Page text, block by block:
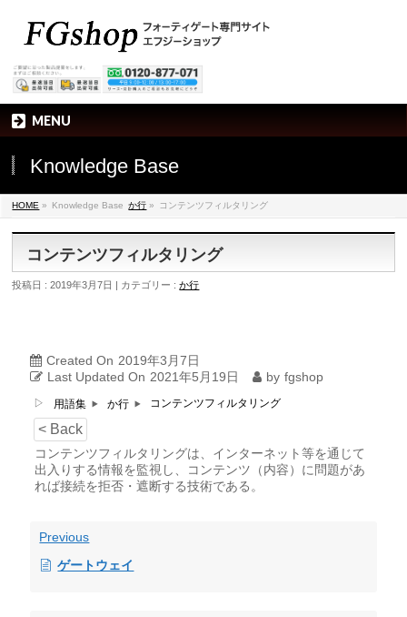
MENU
Knowledge Base
HOME » Knowledge Base か行 » コンテンツフィルタリング
コンテンツフィルタリング
投稿日 : 2019年3月7日 カテゴリー :か行
Created On 2019年3月7日
Last Updated On 2021年5月19日 by fgshop
▷ 用語集 か行 コンテンツフィルタリング
< Back
コンテンツフィルタリングは、インターネット等を通じて
出入りする情報を監視し、コンテンツ（内容）に問題があ
れば接続を拒否・遮断する技術である。
Previous
ゲートウェイ